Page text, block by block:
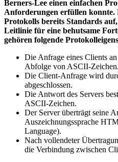
Berners-Lee einen einfachen
Anforderungen erfüllen konnte.
Protokolls bereits Standards
Leitlinie für eine behutsame
gehören folgende
Die Anfrage eines Clients
Abfolge von ASCII-Zeichen.
Die Client-Anfrage wird
abgeschlossen.
Die Antwort des Servers
ASCII-Zeichen.
Der Server überträgt seine
Auszeichnungssprache
Language).
Nach vollendeter
die Verbindung zwischen